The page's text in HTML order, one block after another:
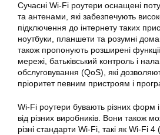
Сучасні Wi-Fi роутери оснащені
та антенами, які забезпечують
підключення до інтернету таких
ноутбуки, планшети та розумні
також пропонують розширені функції,
мережі, батьківський контроль і
обслуговування (QoS), які
пріоритет певним пристроям і
Wi-Fi роутери бувають різних форм і
від різних виробників. Вони також
різні стандарти Wi-Fi, такі як Wi-Fi